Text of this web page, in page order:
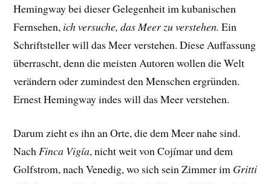
Hemingway bei dieser Gelegenheit im kubanischen
Fernsehen, ich versuche, das Meer zu verstehen.Ein
Schriftsteller will das Meer verstehen. Diese Auffassung
überrascht, denn die meisten Autoren wollen die Welt
verändern oder zumindest den Menschen ergründen.
Ernest Hemingway indes will das Meer verstehen.
Darum zieht es ihn an Orte, die dem Meer nahe sind.
NachFinca Vigía, nicht weit von Cojímar und dem
Golfstrom, nach Venedig, wo sich sein Zimmer im Gritti